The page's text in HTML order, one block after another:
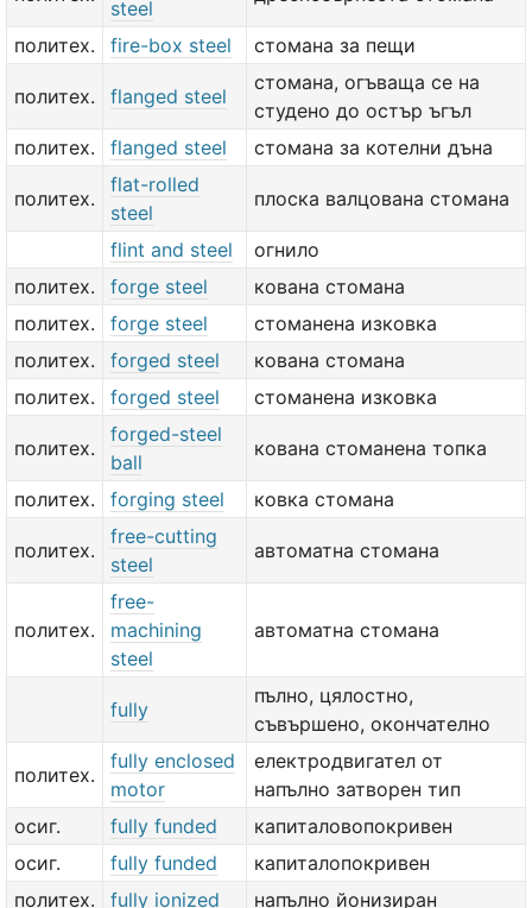
steel
политех. fire-box steel стомана за пещи
политех. flanged steel
стомана, огъваща се на
студено до остър ъгъл
политех.
flanged steel стомана за котелни дъна
политех.
flat-rolled
steel
плоска валцована стомана
flint and steel
огнило
политех.
forge steel
кована стомана
политех.
forge steel
стоманена изковка
политех.
forged steel
кована стомана
политех.
forged steel стоманена изковка
политех.
forged-steel
ball
кована стоманена топка
политех. forging steel ковка стомана
политех.
free-cutting
steel
автоматна стомана
политех.
free-
machining
steel
автоматна стомана
fully
пълно, цялостно,
съвършено, окончателно
политех.
fully enclosed
motor
електродвигател от
напълно затворен тип
осиг.
fully funded
капиталовопокривен
осиг.
fully funded
капиталопокривен
политех.
fully ionized напълно йонизиран